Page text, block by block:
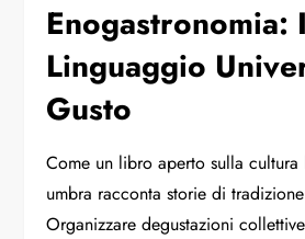
Enogastronomia:
Linguaggio
Gusto
Come un libro aperto sulla
umbra racconta storie di
Organizzare degustazioni